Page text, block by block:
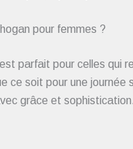
pour femmes ?
parfait pour celles qui
ce soit pour une journée
grâce et sophistication.